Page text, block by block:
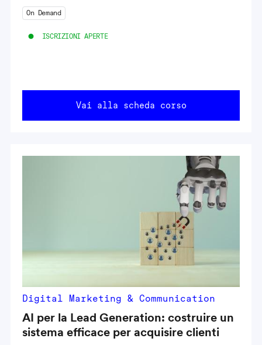
On Demand
ISCRIZIONI APERTE
Vai alla scheda corso
Digital Marketing & Communication
AI per la Lead Generation: costruire un
sistema efficace per acquisire clienti